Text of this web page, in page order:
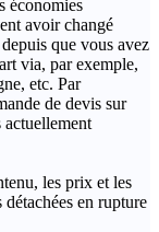
économies
avoir changé
que vous avez
via, par exemple,
etc. Par
de devis sur
les prix et les
en rupture